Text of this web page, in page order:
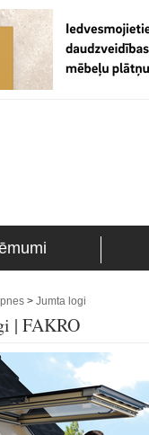
> Jumta logi
| FAKRO